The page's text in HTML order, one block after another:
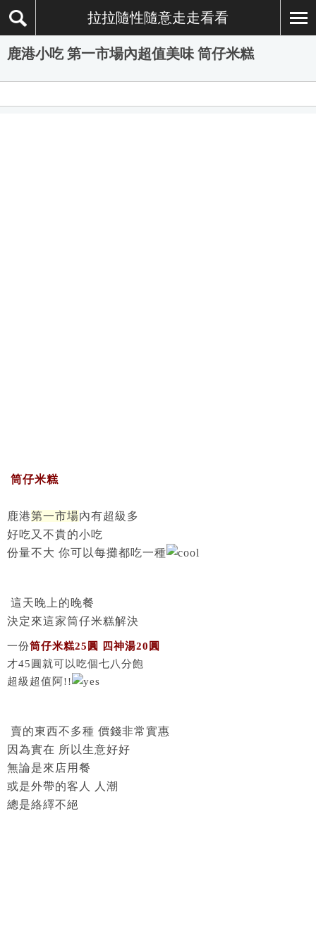
拉拉隨性隨意走走看看
鹿港小吃 第一市場內超值美味 筒仔米糕
筒仔米糕
鹿港第一市場內有超級多
好吃又不貴的小吃
份量不大 你可以每攤都吃一種
這天晚上的晚餐
決定來這家筒仔米糕解決
一份筒仔米糕25圓 四神湯20圓
才45圓就可以吃個七八分飽
超級超值阿!!
賣的東西不多種 價錢非常實惠
因為實在 所以生意好好
無論是來店用餐
或是外帶的客人 人潮
總是絡繹不絕